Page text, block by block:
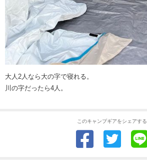
大人2人なら大の字で寝れる。
川の字だったら4人。
このキャンプギアをシェアする